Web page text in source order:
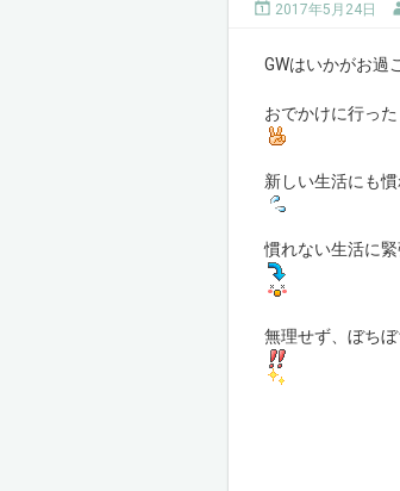
2017年5月24日
GWはいかがお過
おでかけに行っ
新しい生活にも
慣れない生活に
無理せず、ぼち